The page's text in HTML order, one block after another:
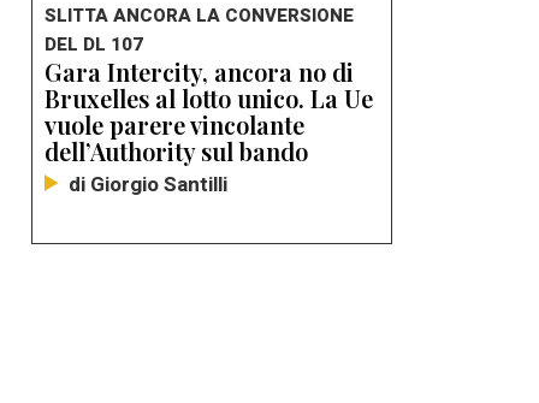
SLITTA ANCORA LA CONVERSIONE
DEL DL 107
Gara Intercity, ancora no di
Bruxelles al lotto unico. La Ue
vuole parere vincolante
dell’Authority sul bando
di Giorgio Santilli